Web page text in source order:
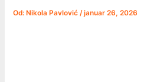
Od: Nikola Pavlović/januar 26, 2026